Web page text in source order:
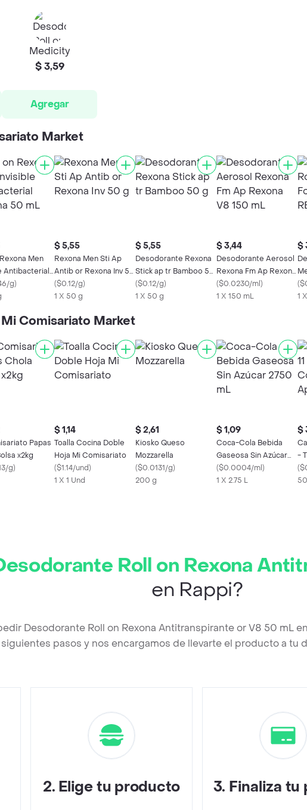
Medicity
$ 3,59
Agregar
Market
Men
Antibacterial
mL
g)
$ 5,55
Rexona Men Sti Ap
Antib or Rexona Inv 50
g
($0.12/g)
1 X 50 g
$ 5,55
Desodorante Rexona
Stick ap tr Bamboo 50
g
($0.12/g)
1 X 50 g
$ 3,44
Desodorante Aerosol
Rexona Fm Ap Rexona
V8 150 mL
($0.0230/ml)
1 X 150 mL
$
(
1
Comisariato Market
Papas
x2kg
g)
$ 1,14
Toalla Cocina Doble
Hoja Mi Comisariato
($1.14/und)
1 X 1 Und
$ 2,61
Kiosko Queso
Mozzarella
($0.0131/g)
200 g
$ 1,09
Coca-Cola Bebida
Gaseosa Sin Azúcar
2750 mL
($0.0004/ml)
1 X 2.75 L
$
-
(
Roll on Rexona
en Rappi?
Desodorante Roll on Rexona Antitranspirante or V8 50 mL
pasos y nos encargamos de llevarte el producto a tu
2. Elige tu producto 3. Finaliza tu